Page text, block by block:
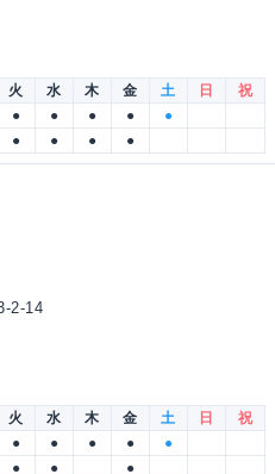
火 水 木 金 土 日
祝
● ● ● ●
●
● ● ● ●
2-14
火 水 木 金 土 日
祝
● ● ● ●
●
● ●
●